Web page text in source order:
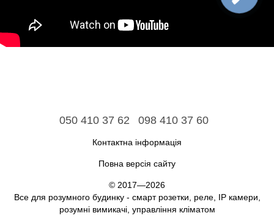
050 410 37 62 098 410 37 60
Контактна інформація
Повна версія сайту
© 2017—2026
Все для розумного будинку - смарт розетки, реле, IP камери,
розумні вимикачі, управління кліматом